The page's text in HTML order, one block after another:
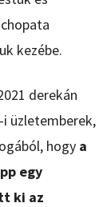
kezébe.
derekán
i üzletemberek,
hogy a
egy
ki az